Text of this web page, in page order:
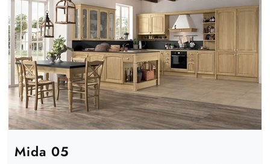
Mida 05